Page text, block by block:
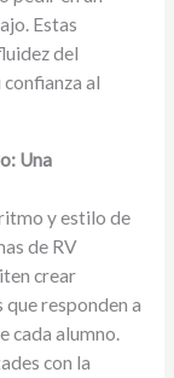
Estas
del
al
Una
ritmo y estilo de
de RV
crear
responden a
cada alumno.
con la